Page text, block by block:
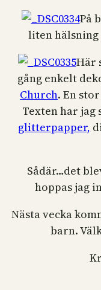
På
liten hälsning
Här
gång enkelt
Church. En
Texten har jag
glitterpapper,
Sådär…det
hoppas jag
Nästa vecka
barn.